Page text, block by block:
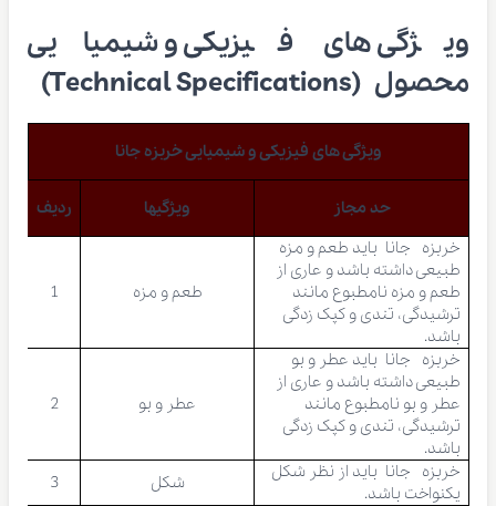
ویژگی های فیزیکی و شیمیایی
محصول (Technical Specifications)
ویژگی های فیزیکی و شیمیایی خربزه جانا
حد مجاز ویژگیها
ردیف
خربزه جانا باید طعم و مزه
طبیعی داشته باشد و عاری از
طعم و مزه نامطبوع مانند
ترشیدگی، تندی و کپک زدگی
باشد.
طعم و مزه 1
خربزه جانا باید عطر و بو
طبیعی داشته باشد و عاری از
عطر و بو نامطبوع مانند
ترشیدگی، تندی و کپک زدگی
باشد.
عطر و بو 2
خربزه جانا باید از نظر شکل
یکنواخت باشد.
شکل 3